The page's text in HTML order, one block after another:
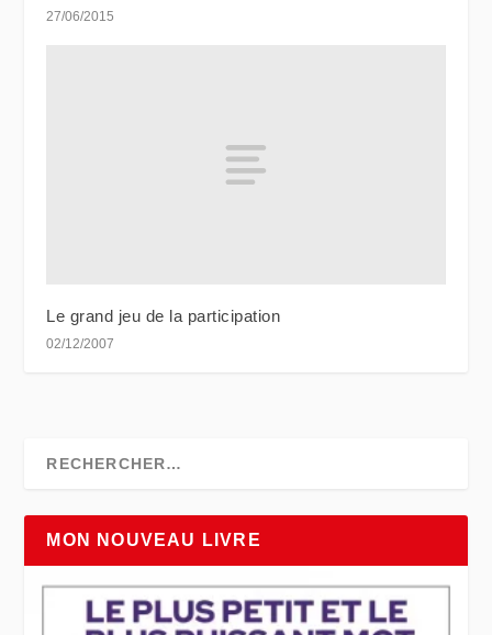
27/06/2015
Le grand jeu de la participation
02/12/2007
MON NOUVEAU LIVRE